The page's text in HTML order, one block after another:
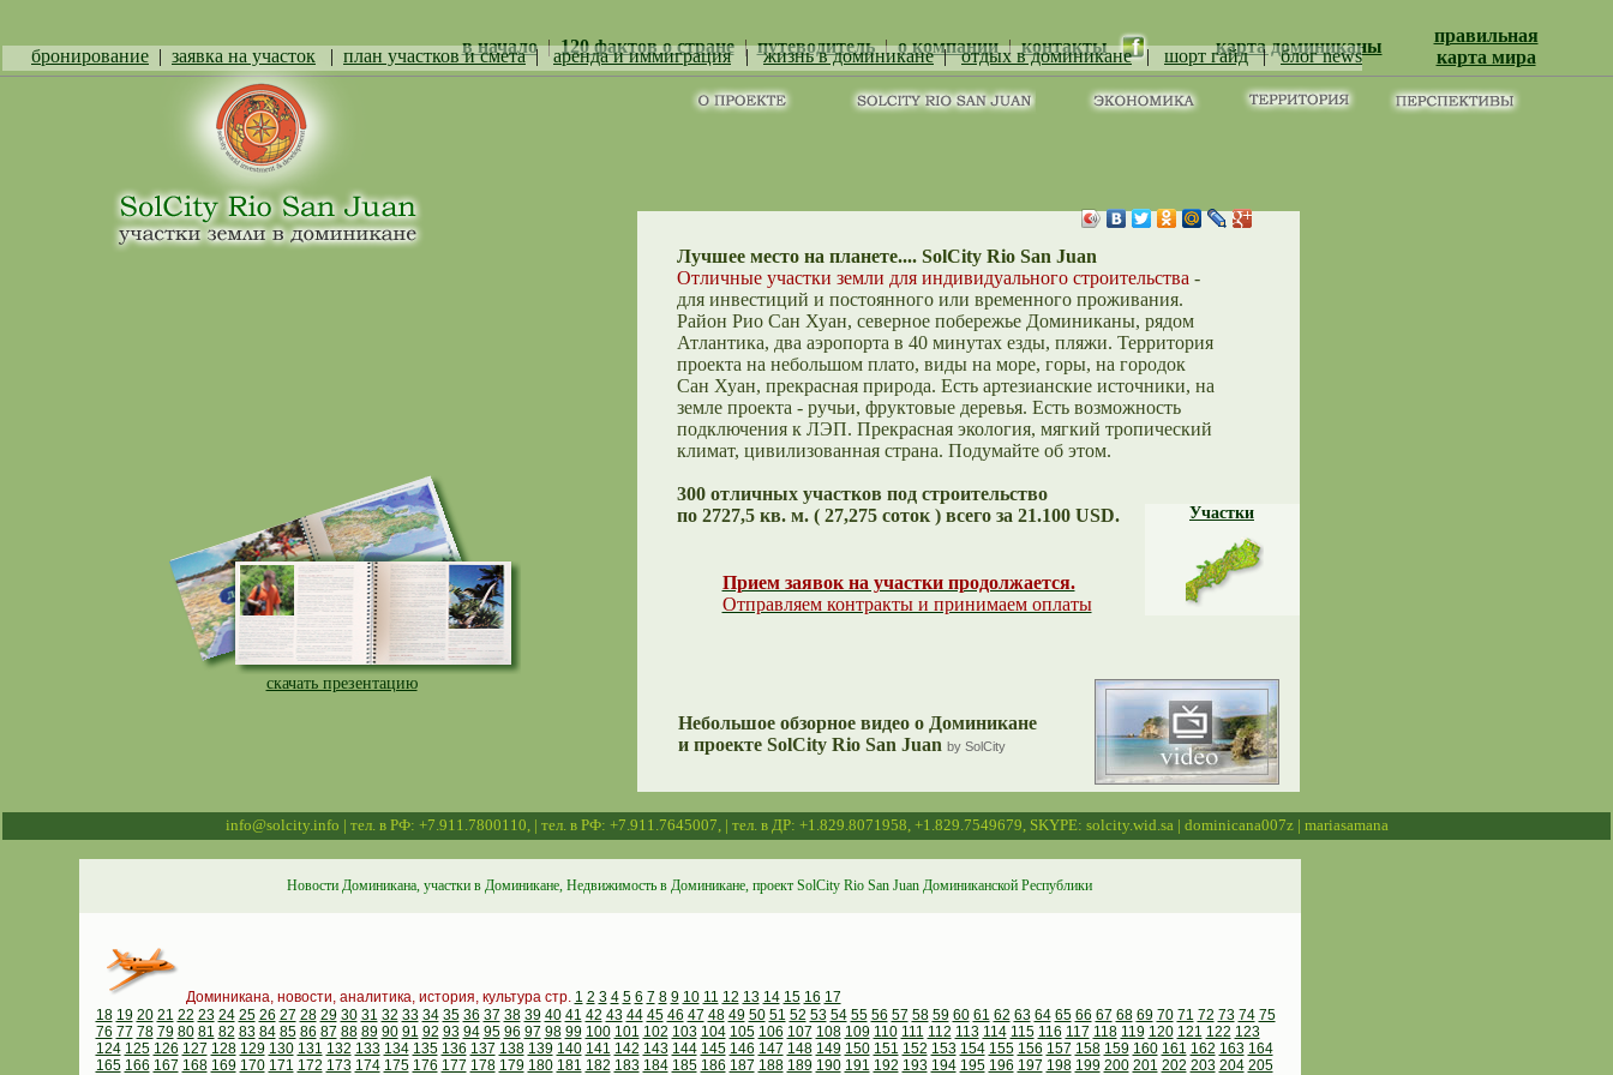
бронирование | заявка на участок | план участков и смета|аренда и иммиграция|жизнь в доминикане|отдых в доминикане| шорт гайд|блог news
info@solcity.info | тел. в РФ: +7.911.7800110, | тел. в РФ: +7.911.7645007, | тел. в ДР: +1.829.8071958, +1.829.7549679, SKYPE: solcity.wid.sa | dominicana007z | mariasamana
в начало|120 фактов о стране|путеводитель|о компании|контакты карта доминиканы
правильная
карта мира
Небольшое обзорное видео о Доминикане
и проекте SolCity Rio San Juan by SolCity
скачать презентацию
Лучшее место на планете.... SolCity Rio San Juan
Отличные участки земли для индивидуального строительства -
для инвестиций и постоянного или временного проживания.
Район Рио Сан Хуан, северное побережье Доминиканы, рядом
Атлантика, два аэропорта в 40 минутах езды, пляжи. Территория
проекта на небольшом плато, виды на море, горы, на городок
Сан Хуан, прекрасная природа. Есть артезианские источники, на
земле проекта - ручьи, фруктовые деревья. Есть возможность
подключения к ЛЭП. Прекрасная экология, мягкий тропический
климат, цивилизованная страна. Подумайте об этом.
300 отличных участков под строительство
по 2727,5 кв. м. ( 27,275 соток ) всего за 21.100 USD.
Прием заявок на участки продолжается.
Отправляем контракты и принимаем оплаты
Участки
Новости Доминикана, участки в Доминикане, Недвижимость в Доминикане, проект SolCity Rio San Juan Доминиканской Республики
Доминикана, новости, аналитика, история, культура стр. 1 2 3 4 5 6 7 8 9 10 11 12 13 14 15 16 17
18 19 20 21 22 23 24 25 26 27 28 29 30 31 32 33 34 35 36 37 38 39 40 41 42 43 44 45 46 47 48 49 50 51 52 53 54 55 56 57 58 59 60 61 62 63 64 65 66 67 68 69 70 71 72 73 74 75
76 77 78 79 80 81 82 83 84 85 86 87 88 89 90 91 92 93 94 95 96 97 98 99 100 101 102 103 104 105 106 107 108 109 110 111 112 113 114 115 116 117 118 119 120 121 122 123
124 125 126 127 128 129 130 131 132 133 134 135 136 137 138 139 140 141 142 143 144 145 146 147 148 149 150 151 152 153 154 155 156 157 158 159 160 161 162 163 164
165 166 167 168 169 170 171 172 173 174 175 176 177 178 179 180 181 182 183 184 185 186 187 188 189 190 191 192 193 194 195 196 197 198 199 200 201 202 203 204 205